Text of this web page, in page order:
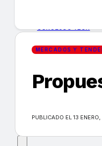
MERCADOS Y
MERCADOS Y
PUBLICADO EL 13